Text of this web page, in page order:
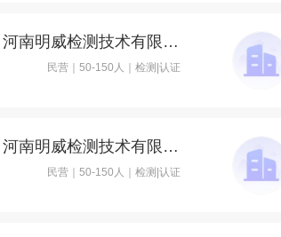
河南明威检测技术有限公司
民营｜50-150人｜检测|认证
河南明威检测技术有限公司
民营｜50-150人｜检测|认证